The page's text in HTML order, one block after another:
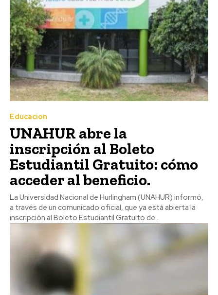
Educacion
UNAHUR abre la
inscripción al Boleto
Estudiantil Gratuito: cómo
acceder al beneficio.
La Universidad Nacional de Hurlingham (UNAHUR) informó,
a través de un comunicado oficial, que ya está abierta la
inscripción al Boleto Estudiantil Gratuito de...